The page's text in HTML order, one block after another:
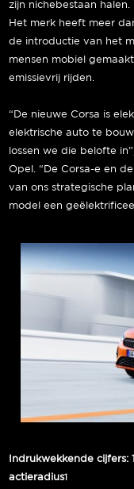
zijn nichebestaan halen.
Het merk heeft meer
de introductie van het
mensen mobiel
emissievrij rijden.
“De nieuwe Corsa is
elektrische auto te
lossen we die belofte
Opel. “De Corsa-e en
van ons strategische
model een
Indrukwekkende
actieradius1